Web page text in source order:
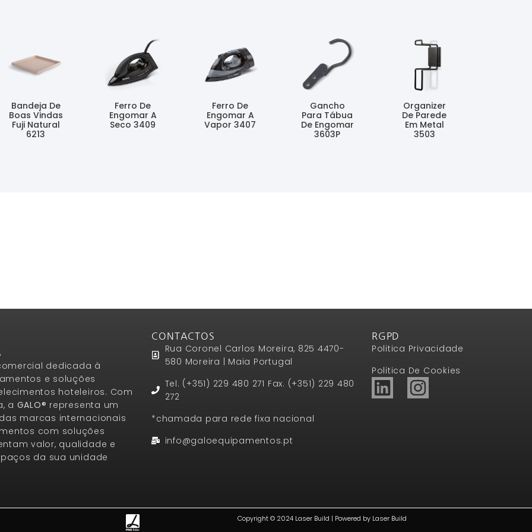
Bandeja De
Boas Vindas
Fuji Natural
6213
Ferro De
Engomar A
Seco 3409
Ferro De
Engomar A
Vapor 3407
Gancho
Para Tábua
De Engomar
3603P
Organizer
De Parede
Em Metal
3503
dedicada à
e soluções
hoteleiros. Com
a GALO® representa um
marcas internacionais
com soluções
valor, qualidade e
da sua unidade
CONTACTOS
Rua Coronel Carlos Moreira, 825 4470-
580 Moreira | Maia Portugal
Tel. (+351) 229 480 271 Fax. (+351) 229 480
272
*chamada para rede fixa nacional
info@galoequipamentos.pt
RGPD
Politica Privacidade
Politica De Cookies
Copyright © 2024 Laser Build | Powered by Laser Build